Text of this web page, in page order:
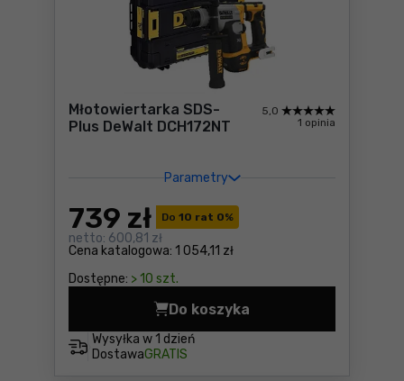
Młotowiertarka SDS-
Plus DeWalt DCH172NT
Parametry
5,0
1 opinia
Do 10 rat 0%
Cena katalogowa: 1 054,11 zł
739 zł
netto: 600,81 zł
Dostępne: > 10 szt.
Wysyłka w 1 dzień
DostawaGRATIS
Do koszyka
Młotowiertarka SDS-Plus